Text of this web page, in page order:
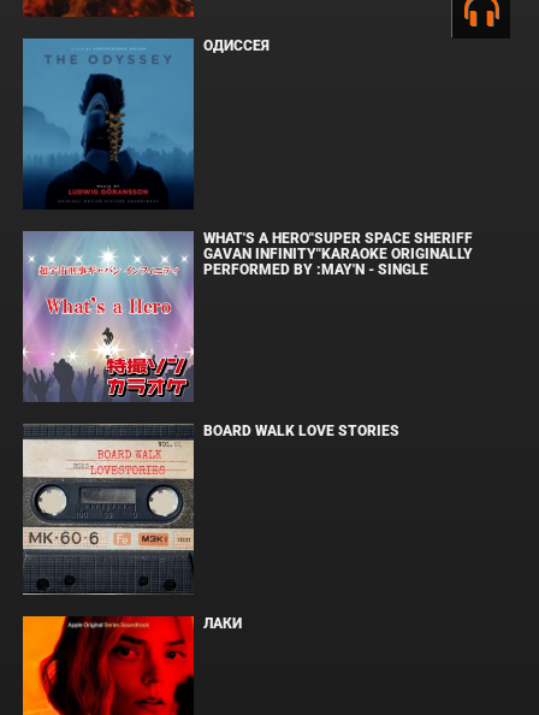
ОДИССЕЯ
WHAT'S A HERO"SUPER SPACE SHERIFF
GAVAN INFINITY"KARAOKE ORIGINALLY
PERFORMED BY :MAY'N - SINGLE
BOARD WALK LOVE STORIES
ЛАКИ